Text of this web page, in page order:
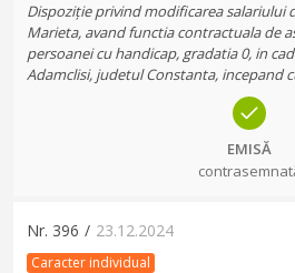
Dispoziție privind modificarea salariului
Marieta, avand functia contractuala de
persoanei cu handicap, gradatia 0, in
Adamclisi, judetul Constanta, incepand
EMISĂ
Nr. 396 / 23.12.2024
Caracter individual